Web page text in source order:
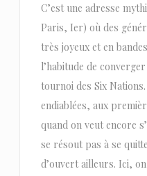
C’est une adresse
Paris, Ier) où des
très joyeux et en
l’habitude de
tournoi des Six
endiablées, aux
quand on veut encore
se résout pas à se
d’ouvert ailleurs. Ici,